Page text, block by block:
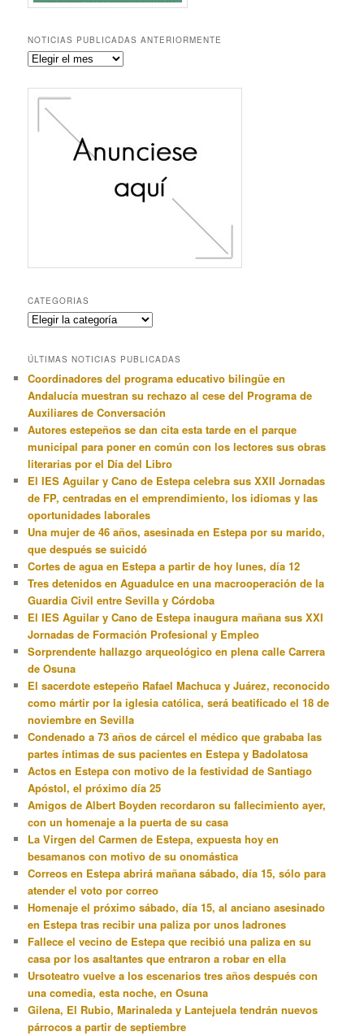
NOTICIAS PUBLICADAS ANTERIORMENTE
Noticias
anteriormente
CATEGORIAS
Categorias
ÚLTIMAS NOTICIAS PUBLICADAS
Coordinadores del programa educativo bilingüe en
Andalucía muestran su rechazo al cese del Programa de
Auxiliares de Conversación
Autores estepeños se dan cita esta tarde en el parque
municipal para poner en común con los lectores sus obras
literarias por el Día del Libro
El IES Aguilar y Cano de Estepa celebra sus XXII Jornadas
de FP, centradas en el emprendimiento, los idiomas y las
oportunidades laborales
Una mujer de 46 años, asesinada en Estepa por su marido,
que después se suicidó
Cortes de agua en Estepa a partir de hoy lunes, día 12
Tres detenidos en Aguadulce en una macrooperación de la
Guardia Civil entre Sevilla y Córdoba
El IES Aguilar y Cano de Estepa inaugura mañana sus XXI
Jornadas de Formación Profesional y Empleo
Sorprendente hallazgo arqueológico en plena calle Carrera
de Osuna
El sacerdote estepeño Rafael Machuca y Juárez, reconocido
como mártir por la iglesia católica, será beatificado el 18 de
noviembre en Sevilla
Condenado a 73 años de cárcel el médico que grababa las
partes íntimas de sus pacientes en Estepa y Badolatosa
Actos en Estepa con motivo de la festividad de Santiago
Apóstol, el próximo día 25
Amigos de Albert Boyden recordaron su fallecimiento ayer,
con un homenaje a la puerta de su casa
La Virgen del Carmen de Estepa, expuesta hoy en
besamanos con motivo de su onomástica
Correos en Estepa abrirá mañana sábado, día 15, sólo para
atender el voto por correo
Homenaje el próximo sábado, día 15, al anciano asesinado
en Estepa tras recibir una paliza por unos ladrones
Fallece el vecino de Estepa que recibió una paliza en su
casa por los asaltantes que entraron a robar en ella
Ursoteatro vuelve a los escenarios tres años después con
una comedia, esta noche, en Osuna
Gilena, El Rubio, Marinaleda y Lantejuela tendrán nuevos
párrocos a partir de septiembre